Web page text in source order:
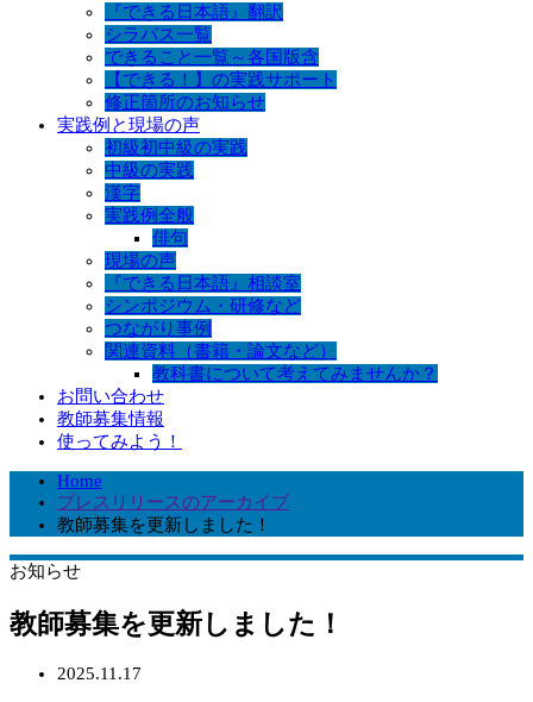
『できる日本語』翻訳
シラバス一覧
できること一覧～各国版含
【できる！】の実践サポート
修正箇所のお知らせ
実践例と現場の声
初級初中級の実践
中級の実践
漢字
実践例全般
俳句
現場の声
『できる日本語』相談室
シンポジウム・研修など
つながり事例
関連資料（書籍・論文など）
教科書について考えてみませんか？
お問い合わせ
教師募集情報
使ってみよう！
Home
プレスリリースのアーカイブ
教師募集を更新しました！
お知らせ
教師募集を更新しました！
2025.11.17